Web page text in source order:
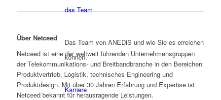
das Team
Das Team von ANEDiS und wie Sie es erreichen
können.
Karriere
Über Netceed
Netceed ist eine der weltweit führenden Unternehmensgruppen
der Telekommunikations- und Breitbandbranche in den Bereichen
Produktvertrieb, Logistik, technisches Engineering und
Produktdesign. Mit über 30 Jahren Erfahrung und Expertise ist
Netceed bekannt für herausragende Leistungen.